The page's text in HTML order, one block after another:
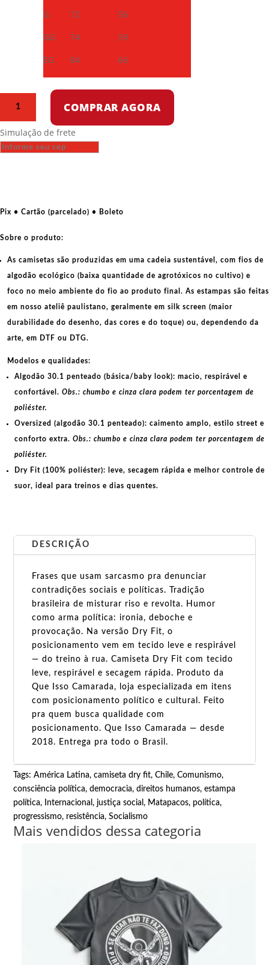
G
72
56
GG
74
59
EG
84 66
-
Matapacos
COMPRAR AGORA
Simulação de frete
Pix • Cartão (parcelado) • Boleto
Sobre o produto:
As camisetas são produzidas em uma cadeia sustentável, com fios de
algodão ecológico (baixa quantidade de agrotóxicos no cultivo) e
foco no meio ambiente do fio ao produto final. As estampas são feitas
em nosso ateliê paulistano, geralmente em silk screen (maior
durabilidade do desenho, das cores e do toque) ou, dependendo da
arte, em DTF ou DTG.
Modelos e qualidades:
Algodão 30.1 penteado (básica/baby look): macio, respirável e
confortável. Obs.: chumbo e cinza clara podem ter porcentagem de
poliéster.
Oversized (algodão 30.1 penteado): caimento amplo, estilo street e
conforto extra. Obs.: chumbo e cinza clara podem ter porcentagem de
poliéster.
Dry Fit (100% poliéster): leve, secagem rápida e melhor controle de
suor, ideal para treinos e dias quentes.
DESCRIÇÃO
Frases que usam sarcasmo pra denunciar
contradições sociais e políticas. Tradição
brasileira de misturar riso e revolta. Humor
como arma política: ironia, deboche e
provocação. Na versão Dry Fit, o
posicionamento vem em tecido leve e respirável
— do treino à rua. Camiseta Dry Fit com tecido
leve, respirável e secagem rápida. Produto da
Que Isso Camarada, loja especializada em itens
com posicionamento político e cultural. Feito
pra quem busca qualidade com
posicionamento. Que Isso Camarada — desde
2018. Entrega pra todo o Brasil.
Tags:América Latina,camiseta dry fit,Chile,Comunismo,
consciência política,democracia,direitos humanos,estampa
política, Internacional,justiça social, Matapacos, política,
progressismo, resistência,Socialismo
Mais vendidos dessa categoria